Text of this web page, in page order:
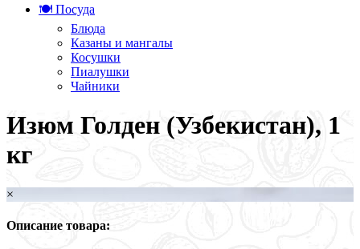
🍽️ Посуда
Блюда
Казаны и мангалы
Косушки
Пиалушки
Чайники
Изюм Голден (Узбекистан), 1
кг
×
Описание товара: